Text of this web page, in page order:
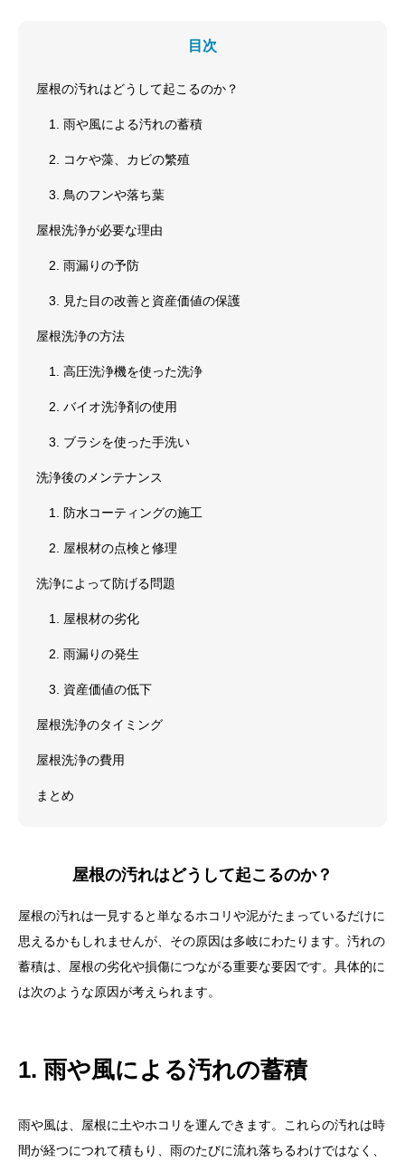
目次
屋根の汚れはどうして起こるのか？
1. 雨や風による汚れの蓄積
2. コケや藻、カビの繁殖
3. 鳥のフンや落ち葉
屋根洗浄が必要な理由
2. 雨漏りの予防
3. 見た目の改善と資産価値の保護
屋根洗浄の方法
1. 高圧洗浄機を使った洗浄
2. バイオ洗浄剤の使用
3. ブラシを使った手洗い
洗浄後のメンテナンス
1. 防水コーティングの施工
2. 屋根材の点検と修理
洗浄によって防げる問題
1. 屋根材の劣化
2. 雨漏りの発生
3. 資産価値の低下
屋根洗浄のタイミング
屋根洗浄の費用
まとめ
屋根の汚れはどうして起こるのか？
屋根の汚れは一見すると単なるホコリや泥がたまっているだけに
思えるかもしれませんが、その原因は多岐にわたります。汚れの
蓄積は、屋根の劣化や損傷につながる重要な要因です。具体的に
は次のような原因が考えられます。
1. 雨や風による汚れの蓄積
雨や風は、屋根に土やホコリを運んできます。これらの汚れは時
間が経つにつれて積もり、雨のたびに流れ落ちるわけではなく、